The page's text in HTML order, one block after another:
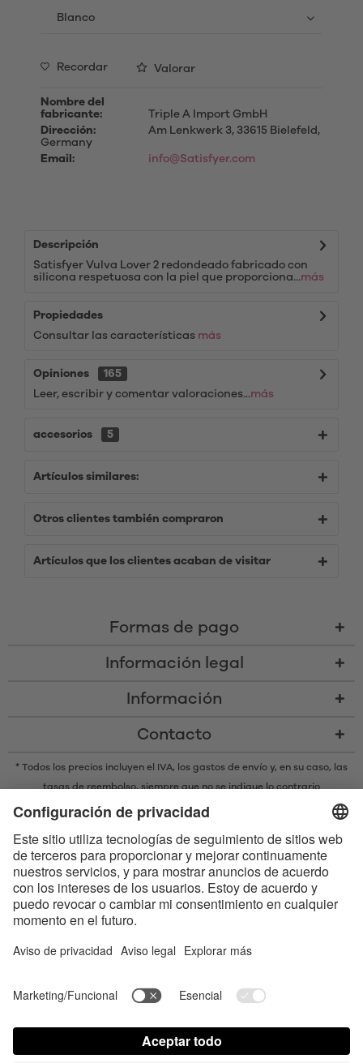
Recordar Valorar
Nombre del
fabricante:
Triple A Import GmbH
Dirección:
Am Lenkwerk 3, 33615 Bielefeld,
Germany
Email:
info@Satisfyer.com
Descripción
Satisfyer Vulva Lover 2 redondeado fabricado con
silicona respetuosa con la piel que proporciona...más
Propiedades
Consultar las características más
Opiniones
165
Leer, escribir y comentar valoraciones...más
accesorios 5
Artículos similares:
Otros clientes también compraron
Artículos que los clientes acaban de visitar
Formas de pago
Información legal
Información
Contacto
* Todos los precios incluyen el IVA, los gastos de envío y, en su caso, las
tasas de reembolso, siempre que no se indique lo contrario
* La marca denominativa y los logotipos Bluetooth® son marcas
marcas por parte de Satisfyer GmbH se realiza bajo licencia.
Apple, el logotipo de Apple y Apple Watch son marcas registradas
propiedad de Apple Inc. Google Play y el logotipo de Google Play son
marcas comerciales de Google LLC.